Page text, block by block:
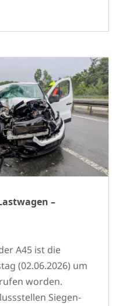
–
A45 ist die
(02.06.2026) um
worden.
Siegen-